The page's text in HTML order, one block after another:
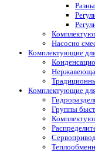
Насосно
Комплектующие
Комплектующие
Группы